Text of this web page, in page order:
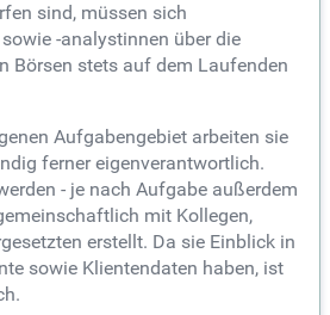
sind, müssen sich
-analystinnen über die
Börsen stets auf dem Laufenden
Aufgabengebiet arbeiten sie
ferner eigenverantwortlich.
- je nach Aufgabe außerdem
mit Kollegen,
erstellt. Da sie Einblick in
sowie Klientendaten haben, ist